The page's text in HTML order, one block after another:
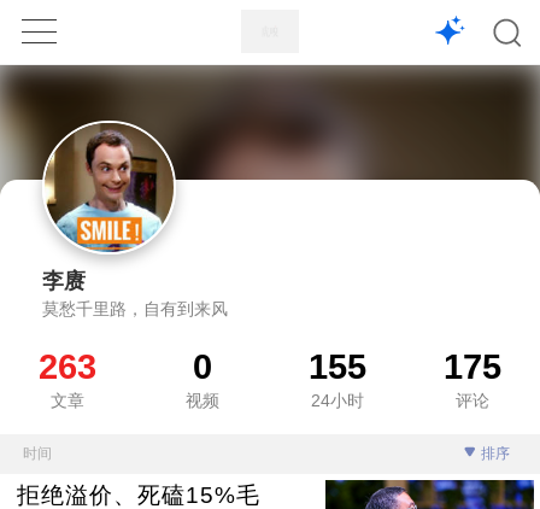
1X
李赓
莫愁千里路，自有到来风
263
文章
0
视频
155
24小时
175
评论
时间 排序
拒绝溢价、死磕15%毛